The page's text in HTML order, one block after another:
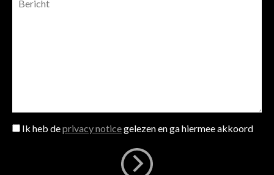
Ik heb deprivacy noticegelezen en ga hiermee akkoord